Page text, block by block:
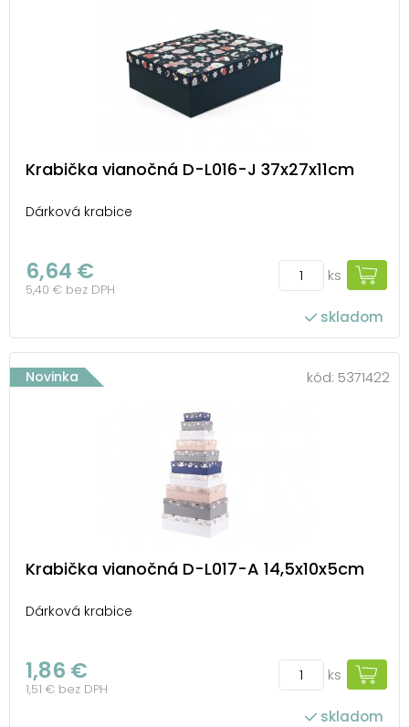
Krabička vianočná D-L016-J 37x27x11cm
Dárková krabice
6,64 €
5,40 € bez DPH
ks
skladom
Novinka kód: 5371422
Krabička vianočná D-L017-A 14,5x10x5cm
Dárková krabice
1,86 €
1,51 € bez DPH
ks
skladom